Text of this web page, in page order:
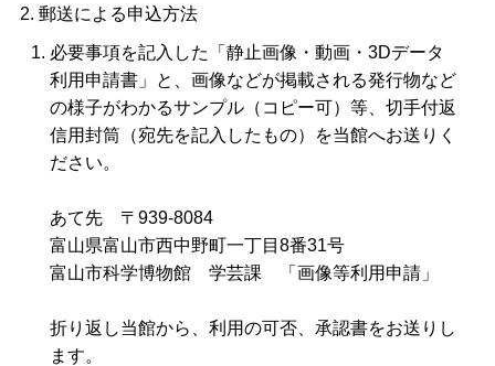
郵送による申込方法
必要事項を記入した「静止画像・動画・3Dデータ
利用申請書」と、画像などが掲載される発行物など
の様子がわかるサンプル（コピー可）等、切手付返
信用封筒（宛先を記入したもの）を当館へお送りく
ださい。
あて先 〒939-8084
富山県富山市西中野町一丁目8番31号
富山市科学博物館 学芸課 「画像等利用申請」
折り返し当館から、利用の可否、承認書をお送りし
ます。